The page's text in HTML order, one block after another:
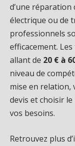
d’une réparation
électrique ou de
professionnels
efficacement.
allant de 20 € à
niveau de
mise en relation,
devis et choisir
vos besoins.
Retrouvez plus